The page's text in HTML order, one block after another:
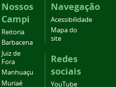
Nossos
Campi
Reitoria
Barbacena
Juiz de
Fora
Manhuaçu
Muriaé
Navegação
Acessibilidade
Mapa do
site
Redes
sociais
YouTube